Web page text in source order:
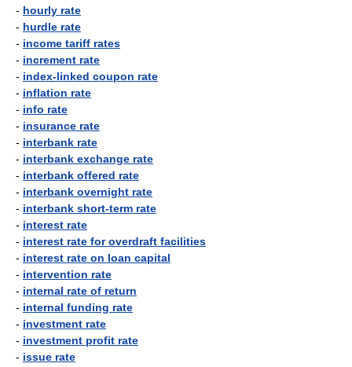
- hourly rate
- hurdle rate
- income tariff rates
- increment rate
- index-linked coupon rate
- inflation rate
- info rate
- insurance rate
- interbank rate
- interbank exchange rate
- interbank offered rate
- interbank overnight rate
- interbank short-term rate
- interest rate
- interest rate for overdraft facilities
- interest rate on loan capital
- intervention rate
- internal rate of return
- internal funding rate
- investment rate
- investment profit rate
- issue rate